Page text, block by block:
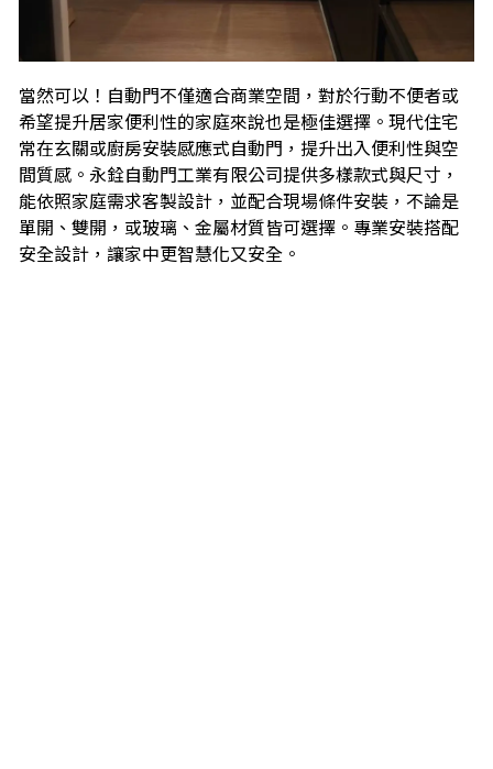
當然可以！自動門不僅適合商業空間，對於行動不便者或
希望提升居家便利性的家庭來說也是極佳選擇。現代住宅
常在玄關或廚房安裝感應式自動門，提升出入便利性與空
間質感。永銓自動門工業有限公司提供多樣款式與尺寸，
能依照家庭需求客製設計，並配合現場條件安裝，不論是
單開、雙開，或玻璃、金屬材質皆可選擇。專業安裝搭配
安全設計，讓家中更智慧化又安全。